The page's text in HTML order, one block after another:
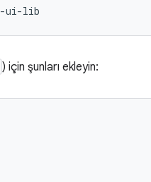
-ui-lib
) için şunları ekleyin: